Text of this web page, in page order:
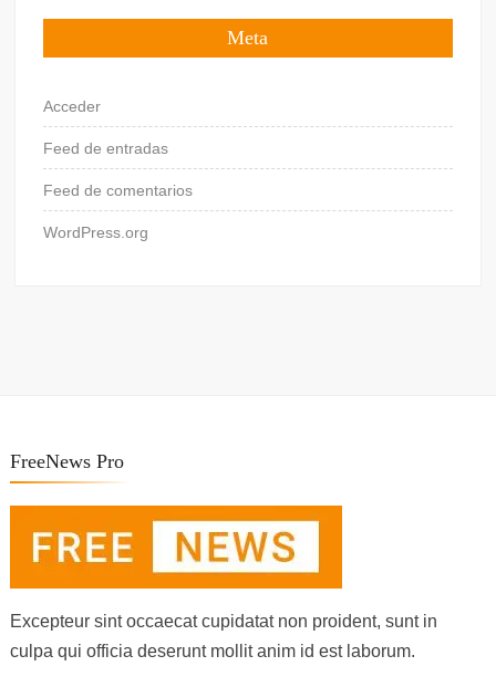
Meta
Acceder
Feed de entradas
Feed de comentarios
WordPress.org
FreeNews Pro
Excepteur sint occaecat cupidatat non proident, sunt in
culpa qui officia deserunt mollit anim id est laborum.